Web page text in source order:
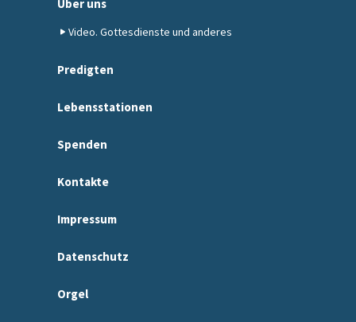
Über uns
Video. Gottesdienste und anderes
Predigten
Lebensstationen
Spenden
Kontakte
Impressum
Datenschutz
Orgel